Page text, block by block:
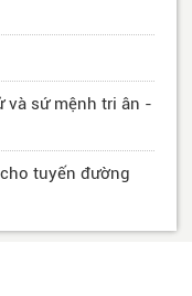
và sứ mệnh tri ân -
tuyến đường